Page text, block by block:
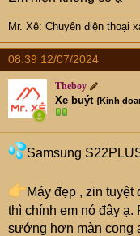
Mr. Xê: Chuyên điện thoại
08:39 12/07/2024
Theboy
Xe buýt {Kinh
Samsung
Máy đẹp , zin tuyệt
thì chính em nó đây
sướng hơn màn cong